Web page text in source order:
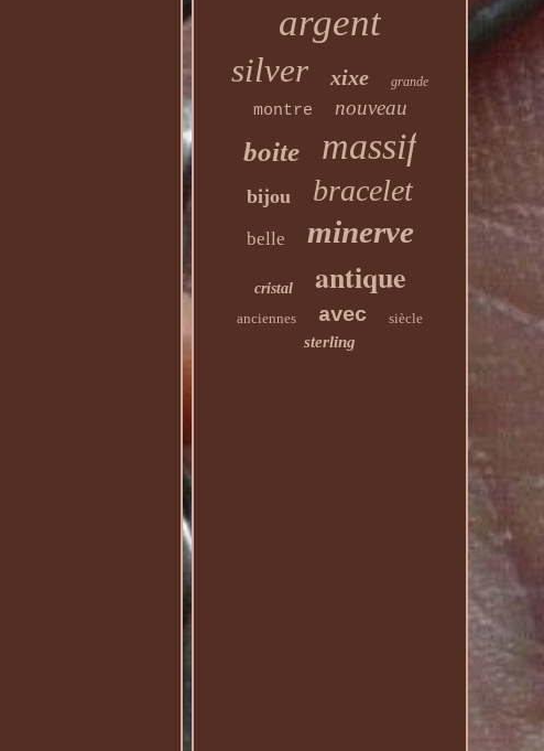
argent
silver xixe grande
montre nouveau
boite massif
bijou bracelet
belle minerve
cristal antique
anciennes avec siècle
sterling